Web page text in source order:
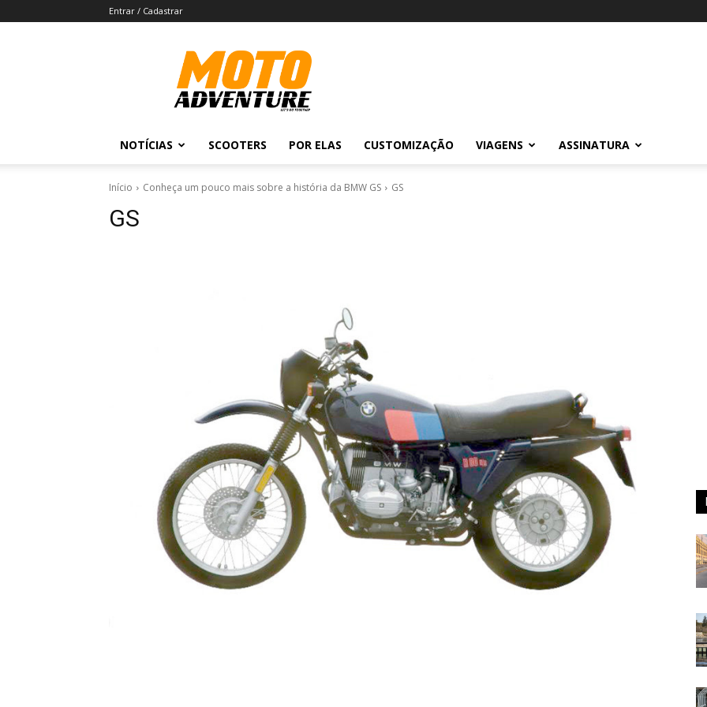
Entrar / Cadastrar
Revista
Moto
Adventure
NOTÍCIAS SCOOTERS POR ELAS CUSTOMIZAÇÃO VIAGENS ASSINATURA
Início Conheça um pouco mais sobre a história da BMW GS GS
GS